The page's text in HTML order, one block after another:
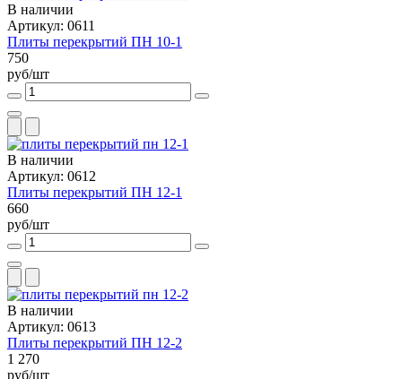
В наличии
Артикул: 0611
Плиты перекрытий ПН 10-1
750
руб/шт
В наличии
Артикул: 0612
Плиты перекрытий ПН 12-1
660
руб/шт
В наличии
Артикул: 0613
Плиты перекрытий ПН 12-2
1 270
руб/шт